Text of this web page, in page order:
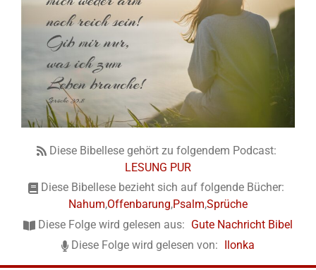
Diese Bibellese gehört zu folgendem Podcast:
LESUNG PUR
Diese Bibellese bezieht sich auf folgende Bücher:
Nahum,Offenbarung,Psalm,Sprüche
Diese Folge wird gelesen aus: Gute Nachricht Bibel
Diese Folge wird gelesen von: Ilonka